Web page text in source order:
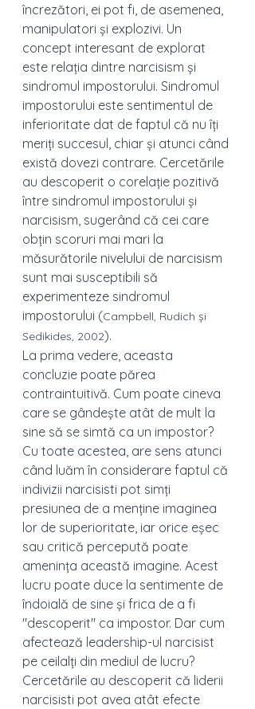
încrezători, ei pot fi, de asemenea,
manipulatori și explozivi. Un
concept interesant de explorat
este relația dintre narcisism și
sindromul impostorului. Sindromul
impostorului este sentimentul de
inferioritate dat de faptul că nu îți
meriți succesul, chiar și atunci când
există dovezi contrare. Cercetările
au descoperit o corelație pozitivă
între sindromul impostorului și
narcisism, sugerând că cei care
obțin scoruri mai mari la
măsurătorile nivelului de narcisism
sunt mai susceptibili să
experimenteze sindromul
impostorului (Campbell, Rudich și
Sedikides, 2002).
La prima vedere, aceasta
concluzie poate părea
contraintuitivă. Cum poate cineva
care se gândește atât de mult la
sine să se simtă ca un impostor?
Cu toate acestea, are sens atunci
când luăm în considerare faptul că
indivizii narcisisti pot simți
presiunea de a menține imaginea
lor de superioritate, iar orice eșec
sau critică percepută poate
amenința această imagine. Acest
lucru poate duce la sentimente de
îndoială de sine și frica de a fi
"descoperit" ca impostor. Dar cum
afectează leadership-ul narcisist
pe ceilalți din mediul de lucru?
Cercetările au descoperit că liderii
narcisisti pot avea atât efecte